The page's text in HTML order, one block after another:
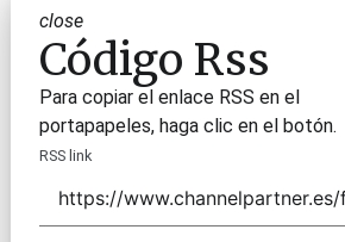
close
Código Rss
Para copiar el enlace RSS en el
portapapeles, haga clic en el botón.
RSS link